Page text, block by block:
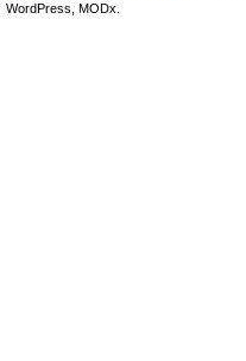
WordPress, MODx.